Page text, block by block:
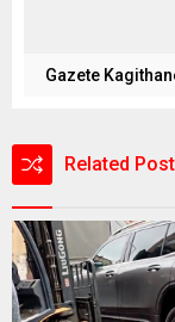
Gazete
Related